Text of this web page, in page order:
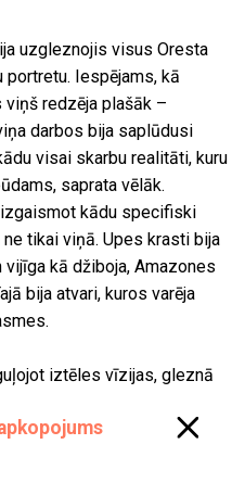
uzgleznojis visus Oresta
portretu. Iespējams, kā
redzēja plašāk –
darbos bija saplūdusi
visai skarbu realitāti, kuru
saprata vēlāk.
kādu specifiski
tikai viņā. Upes krasti bija
kā džiboja, Amazones
bija atvari, kuros varēja
iztēles vīzijas, gleznā
pasaules, abu
viena otru, konkurējot
viņi bija domubiedri pie
neiedomājamas lietas;